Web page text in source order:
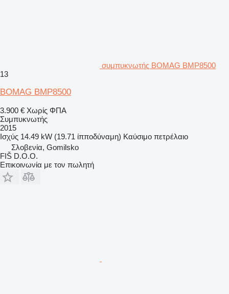
συμπυκνωτής BOMAG BMP8500
13
BOMAG BMP8500
3.900 € Χωρίς ΦΠΑ
Συμπυκνωτής
2015
Ισχύς 14.49 kW (19.71 ίπποδύναμη) Καύσιμο πετρέλαιο
Σλοβενία, Gomilsko
FIŠ D.O.O.
Επικοινωνία με τον πωλητή